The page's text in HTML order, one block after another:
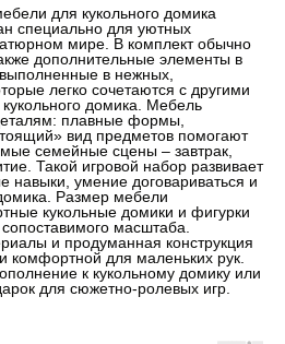
для кукольного домика
специально для уютных
мире. В комплект обычно
дополнительные элементы в
в нежных,
легко сочетаются с другими
домика. Мебель
плавные формы,
вид предметов помогают
семейные сцены – завтрак,
Такой игровой набор развивает
навыки, умение договариваться и
Размер мебели
кукольные домики и фигурки
масштаба.
и продуманная конструкция
комфортной для маленьких рук.
к кукольному домику или
для сюжетно-ролевых игр.